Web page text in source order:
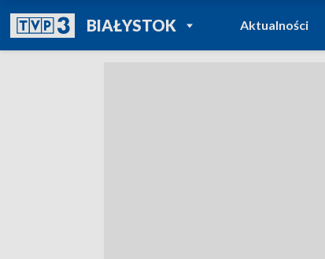
BIAŁYSTOKPOWRÓT DO
TVP REGIONY
Aktualności